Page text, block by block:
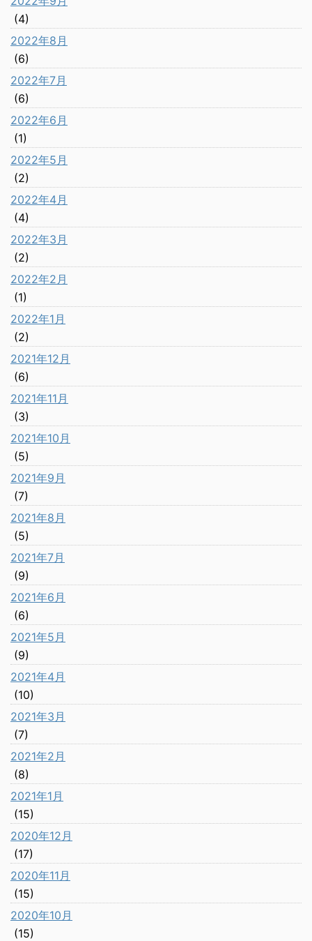
(4)
2022年8月
(6)
2022年7月
(6)
2022年6月
(1)
2022年5月
(2)
2022年4月
(4)
2022年3月
(2)
2022年2月
(1)
2022年1月
(2)
2021年12月
(6)
2021年11月
(3)
2021年10月
(5)
2021年9月
(7)
2021年8月
(5)
2021年7月
(9)
2021年6月
(6)
2021年5月
(9)
2021年4月
(10)
2021年3月
(7)
2021年2月
(8)
2021年1月
(15)
2020年12月
(17)
2020年11月
(15)
2020年10月
(15)